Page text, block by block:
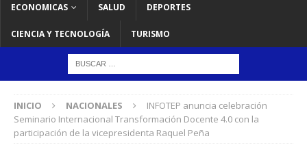
ECONOMICAS SALUD DEPORTES
CIENCIA Y TECNOLOGÍA TURISMO
INICIO NACIONALES
INFOTEP anuncia celebración
Seminario Internacional Transformación Docente 4.0 con la
participación de la vicepresidenta Raquel Peña